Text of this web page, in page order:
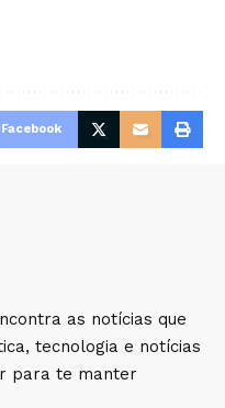
Facebook
as notícias que
tecnologia e notícias
para te manter